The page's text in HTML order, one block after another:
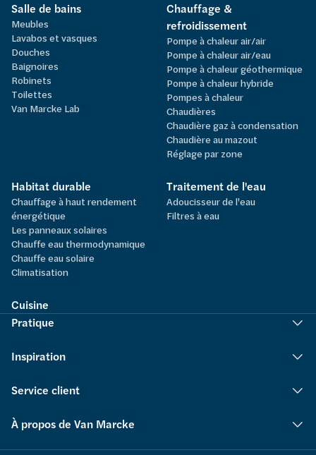
Salle de bains
Meubles
Lavabos et vasques
Douches
Baignoires
Robinets
Toilettes
Van Marcke Lab
Chauffage &
refroidissement
Pompe à chaleur air/air
Pompe à chaleur air/eau
Pompe à chaleur géothermique
Pompe à chaleur hybride
Pompes à chaleur
Chaudières
Chaudière gaz à condensation
Chaudière au mazout
Réglage par zone
Habitat durable
Chauffage à haut rendement
énergétique
Les panneaux solaires
Chauffe eau thermodynamique
Chauffe eau solaire
Climatisation
Traitement de l'eau
Adoucisseur de l'eau
Filtres à eau
Cuisine
Pratique
Inspiration
Service client
À propos de Van Marcke